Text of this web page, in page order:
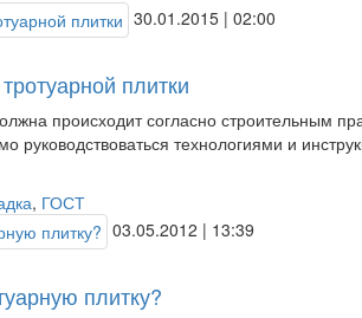
30.01.2015 | 02:00
плитки
происходит согласно
руководствоваться технологиями и
, ГОСТ
03.05.2012 | 13:39
плитку?